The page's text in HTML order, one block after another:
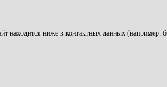
находится ниже в контактных данных (например: